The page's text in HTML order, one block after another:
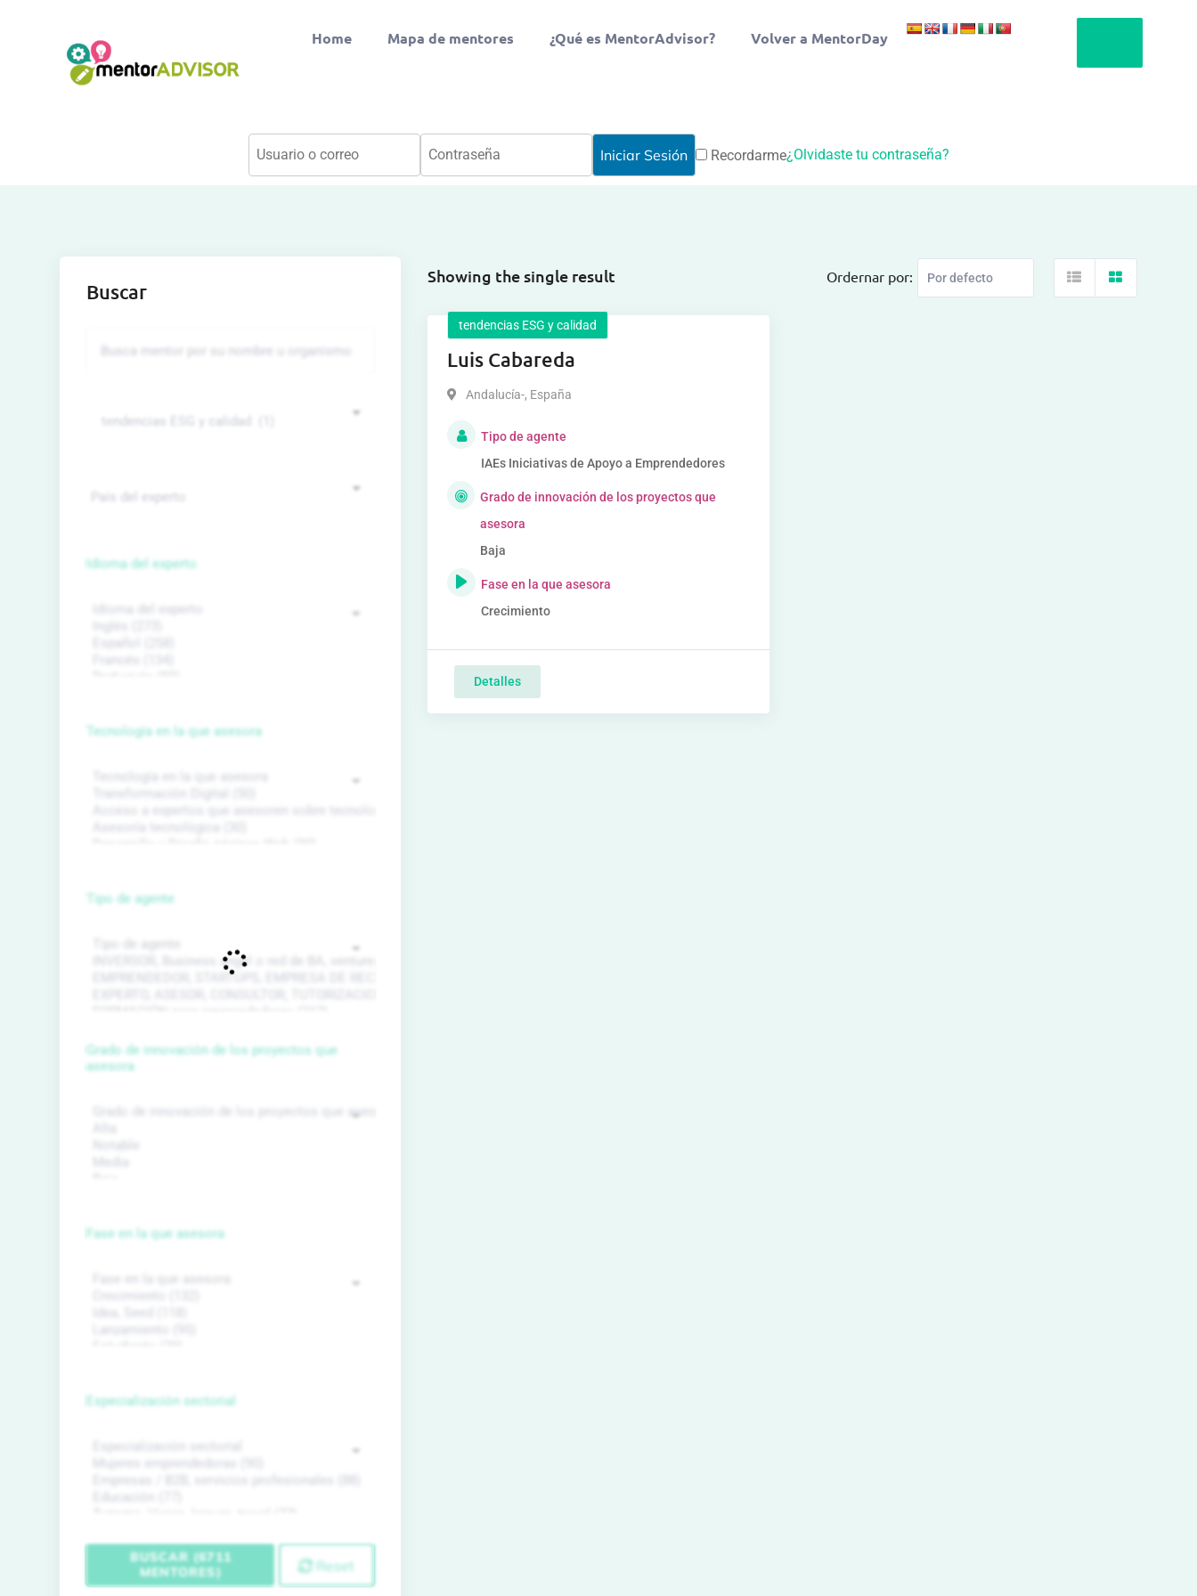
Home Mapa de mentores ¿Qué es MentorAdvisor? Volver a MentorDay
Recordarme¿Olvidaste tu contraseña?
Showing the single result Ordernar por:
tendencias ESG y calidad
Luis Cabareda
Andalucía-, España
Tipo de agente
IAEs Iniciativas de Apoyo a Emprendedores
Grado de innovación de los proyectos que
asesora
Baja
Fase en la que asesora
Crecimiento
Detalles
Buscar
Idioma del experto
Tecnología en la que asesora
Tipo de agente
Grado de innovación de los proyectos que
asesora
Fase en la que asesora
Especialización sectorial
BUSCAR (6711
MENTORES)
Reset